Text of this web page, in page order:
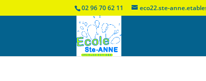
02 96 70 62 11 eco22.ste-